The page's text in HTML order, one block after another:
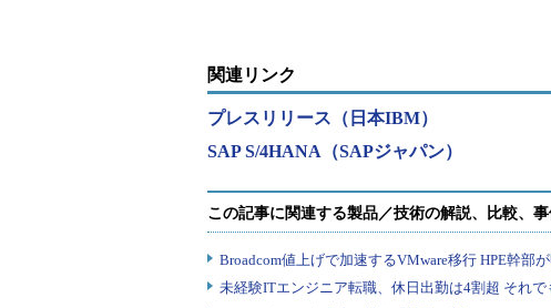
関連リンク
プレスリリース（日本IBM）
SAP S/4HANA（SAPジャパン）